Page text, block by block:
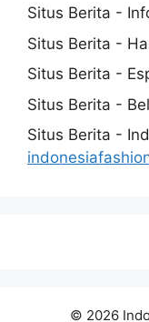
Situs Berita -
Situs Berita -
Situs Berita -
Situs Berita -
Situs Berita -
© 2026